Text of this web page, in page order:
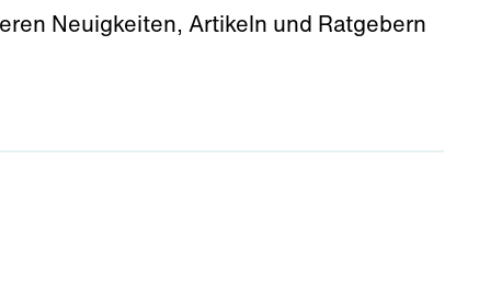
Neuigkeiten, Artikeln und Ratgebern